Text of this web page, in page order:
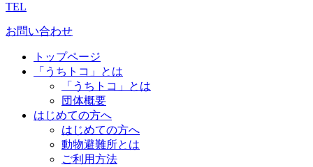
TEL
お問い合わせ
トップページ
「うちトコ」とは
「うちトコ」とは
団体概要
はじめての方へ
はじめての方へ
動物避難所とは
ご利用方法